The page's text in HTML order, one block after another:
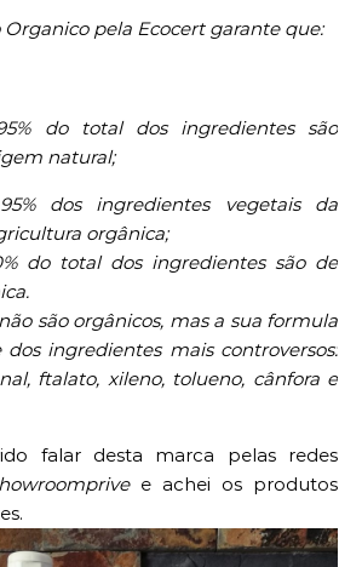
Organico pela Ecocert garante que:
do total dos ingredientes são
natural;
dos ingredientes vegetais da
orgânica;
do total dos ingredientes são de
são orgânicos, mas a sua formula
ingredientes mais controversos:
ftalato, xileno, tolueno, cânfora e
falar desta marca pelas redes
e achei os produtos